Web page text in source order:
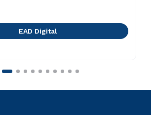
EAD Digital